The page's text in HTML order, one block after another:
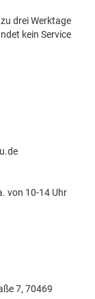
drei Werktage
kein Service
von 10-14 Uhr
7, 70469